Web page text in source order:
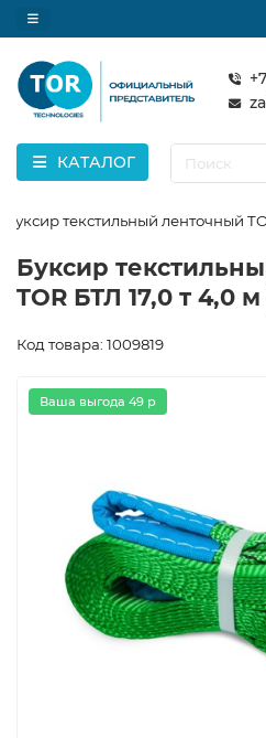
КАТАЛОГ
Буксир текстильный ленточный
Буксир
TOR БТЛ 17,0 т 4,0
Код товара: 1009819
Ваша выгода 49 р